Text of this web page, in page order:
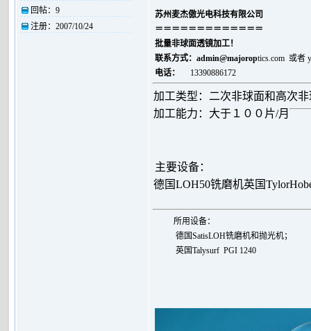
回帖： 9
注册： 2007/10/24
苏州麦杰傲光电科技有限公司
＝＝＝＝＝＝＝＝＝＝＝＝＝
批量非球面透镜加工！
联系方式： admin@majoroptics.com 或者
电话：
13390886172
加工类型：二次非球面和高次非
加工能力：大于１００片/月
主要设备：
德国LOH50铣磨机英国
所用设备：
德国SatisLOH铣磨机和抛光机；
英国Talysurf PGI 1240